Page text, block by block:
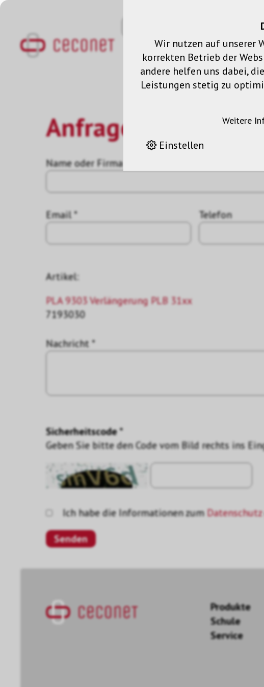
Anfrage
Name oder Firma *
Email * Telefon
Artikel:
PLA 9303 Verlängerung PLB 31xx
7193030
Nachricht *
Sicherheitscode *
Geben Sie bitte den Code vom Bild rechts ins
Ich habe die Informationen zumDatenschutz
Produkte
Schule
Service
Wir nutzen auf unserer
korrekten Betrieb der
andere helfen uns dabei,
Leistungen stetig zu
Weitere
Einstellen